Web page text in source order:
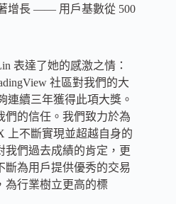
增長 —— 用戶基數從 500
表達了她的感激之情：
社區對我們的大
連續三年獲得此項大獎。
們的信任。我們致力於為
上不斷實現並超越自身的
我們過去成績的肯定，更
斷為用戶提供優秀的交易
為行業樹立更高的標